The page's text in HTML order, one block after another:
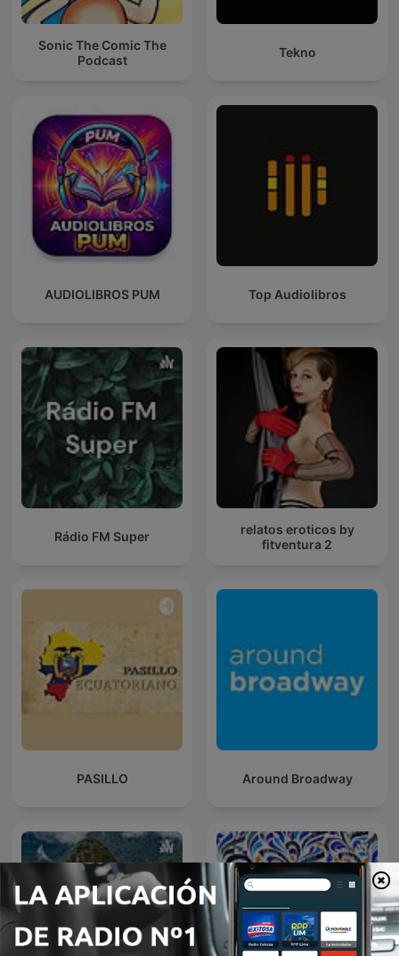
Sonic The Comic The
Podcast
Tekno
AUDIOLIBROS PUM Top Audiolibros
Rádio FM Super
relatos eroticos by
fitventura 2
PASILLO Around Broadway